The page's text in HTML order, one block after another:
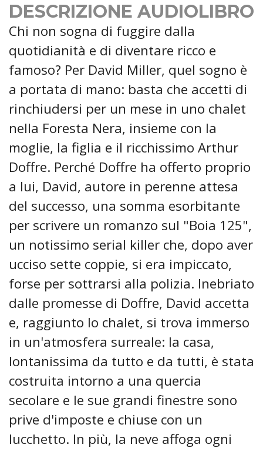
DESCRIZIONE AUDIOLIBRO
Chi non sogna di fuggire dalla
quotidianità e di diventare ricco e
famoso? Per David Miller, quel sogno è
a portata di mano: basta che accetti di
rinchiudersi per un mese in uno chalet
nella Foresta Nera, insieme con la
moglie, la figlia e il ricchissimo Arthur
Doffre. Perché Doffre ha offerto proprio
a lui, David, autore in perenne attesa
del successo, una somma esorbitante
per scrivere un romanzo sul "Boia 125",
un notissimo serial killer che, dopo aver
ucciso sette coppie, si era impiccato,
forse per sottrarsi alla polizia. Inebriato
dalle promesse di Doffre, David accetta
e, raggiunto lo chalet, si trova immerso
in un'atmosfera surreale: la casa,
lontanissima da tutto e da tutti, è stata
costruita intorno a una quercia
secolare e le sue grandi finestre sono
prive d'imposte e chiuse con un
lucchetto. In più, la neve affoga ogni